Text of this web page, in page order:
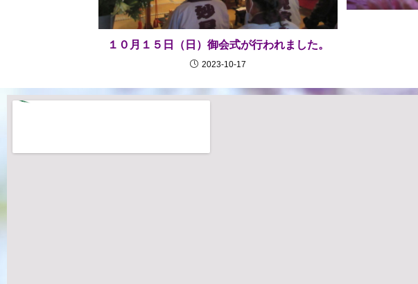
１０月１５日（日）御会式が行われました。
2023-10-17